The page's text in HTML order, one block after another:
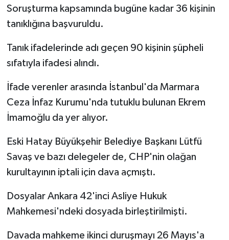
Soruşturma kapsamında bugüne kadar 36 kişinin
tanıklığına başvuruldu.
Tanık ifadelerinde adı geçen 90 kişinin şüpheli
sıfatıyla ifadesi alındı.
İfade verenler arasında İstanbul'da Marmara
Ceza İnfaz Kurumu'nda tutuklu bulunan Ekrem
İmamoğlu da yer alıyor.
Eski Hatay Büyükşehir Belediye Başkanı Lütfü
Savaş ve bazı delegeler de, CHP'nin olağan
kurultayının iptali için dava açmıştı.
Dosyalar Ankara 42'inci Asliye Hukuk
Mahkemesi'ndeki dosyada birleştirilmişti.
Davada mahkeme ikinci duruşmayı 26 Mayıs'a